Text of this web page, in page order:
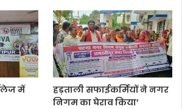
में
हड़ताली सफाईकर्मियों ने नगर
निगम का घेराव किया’